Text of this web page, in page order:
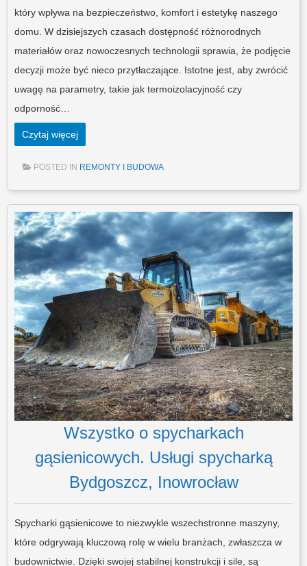
który wpływa na bezpieczeństwo, komfort i estetykę naszego
domu. W dzisiejszych czasach dostępność różnorodnych
materiałów oraz nowoczesnych technologii sprawia, że podjęcie
decyzji może być nieco przytłaczające. Istotne jest, aby zwrócić
uwagę na parametry, takie jak termoizolacyjność czy
odporność…
Czytaj więcej
POSTED IN REMONTY I BUDOWA
Wszystko o spycharkach
gąsienicowych. Usługi spycharką
Bydgoszcz, Inowrocław
Spycharki gąsienicowe to niezwykle wszechstronne maszyny,
które odgrywają kluczową rolę w wielu branżach, zwłaszcza w
budownictwie. Dzięki swojej stabilnej konstrukcji i sile, są